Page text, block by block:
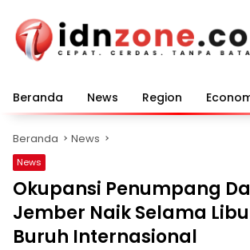
konten
Beranda News Region
Beranda News
News
Okupansi Penumpang
Jember Naik Selama
Buruh Internasional